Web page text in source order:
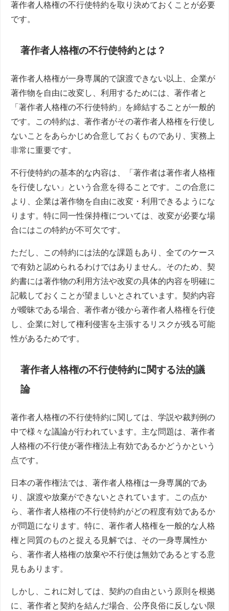
著作者人格権の不行使特約を取り決めておくことが必要
です。
著作者人格権の不行使特約とは？
著作者人格権が一身専属的で譲渡できない以上、企業が
著作物を自由に改変し、利用するためには、著作者と
「著作者人格権の不行使特約」を締結することが一般的
です。この特約は、著作者がその著作者人格権を行使し
ないことをあらかじめ合意しておくものであり、実務上
非常に重要です。
不行使特約の基本的な内容は、「著作者は著作者人格権
を行使しない」という合意を得ることです。この合意に
より、企業は著作物を自由に改変・利用できるようにな
ります。特に同一性保持権については、改変が必要な場
合にはこの特約が不可欠です。
ただし、この特約には法的な課題もあり、全てのケース
で有効と認められるわけではありません。そのため、契
約書には著作物の利用方法や改変の具体的内容を明確に
記載しておくことが望ましいとされています。契約内容
が曖昧である場合、著作者が後から著作者人格権を行使
し、企業に対して権利侵害を主張するリスクが残る可能
性があるためです。
著作者人格権の不行使特約に関する法的議
論
著作者人格権の不行使特約に関しては、学説や裁判例の
中で様々な議論が行われています。主な問題は、著作者
人格権の不行使が著作権法上有効であるかどうかという
点です。
日本の著作権法では、著作者人格権は一身専属的であ
り、譲渡や放棄ができないとされています。この点か
ら、著作者人格権の不行使特約がどの程度有効であるか
が問題になります。特に、著作者人格権を一般的な人格
権と同質のものと捉える見解では、その一身専属性か
ら、著作者人格権の放棄や不行使は無効であるとする意
見もあります。
しかし、これに対しては、契約の自由という原則を根拠
に、著作者と契約を結んだ場合、公序良俗に反しない限